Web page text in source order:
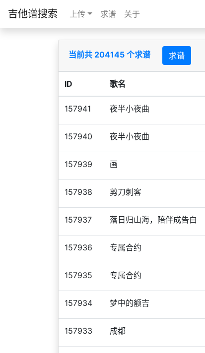
吉他谱搜索 上传 求谱 关于
当前共 204145 个求谱 求谱
ID 歌名
157941 夜半小夜曲
157940 夜半小夜曲
157939 画
157938 剪刀刺客
157937 落日归山海，陪伴成告白
157936 专属合约
157935 专属合约
157934 梦中的额吉
157933 成都